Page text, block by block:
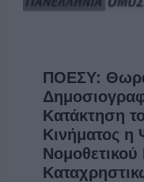
ΠΟΕΣΥ:
Κατάκτηση
Κινήματος η
Νομοθετικού